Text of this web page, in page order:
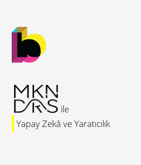
Yapay Zekâ ve Yaratıcılık